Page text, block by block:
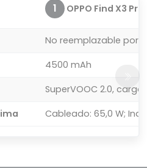
1 OPPO Find X3 Pro
No reemplazable por
4500 mAh
SuperVOOC 2.0,
Cableado: 65,0 W;